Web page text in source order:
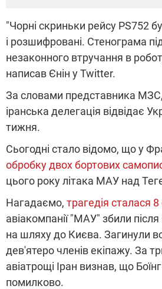
"Чорні скриньки рейсу PS752
і розшифровані. Стенограма
незаконного втручання в
написав Єнін у Twitter.
За словами представника МЗС,
іранська делегація відвідає
тижня.
Сьогодні стало відомо, що у
обробку двох бортових
цього року літака МАУ над
Нагадаємо, трагедія сталася 8
авіакомпанії "МАУ" збили
на шляху до Києва. Загинули
дев'ятеро членів екіпажу. За
авіатрощі Іран визнав, що
помилково.